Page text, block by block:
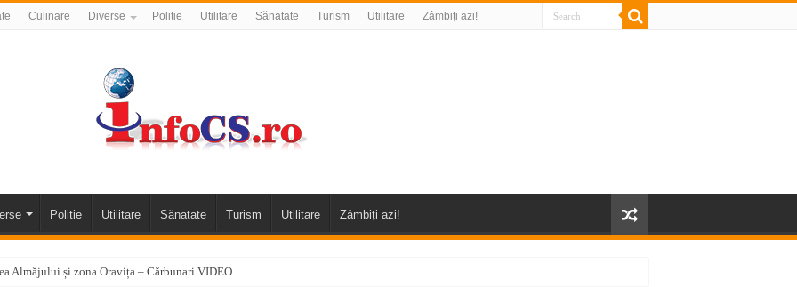
Culinare Diverse Politie Utilitare Sănatate Turism Utilitare Zâmbiți azi!
Politie Utilitare Sănatate Turism Utilitare Zâmbiți azi!
Almăjului și zona Oravița – Cărbunari VIDEO